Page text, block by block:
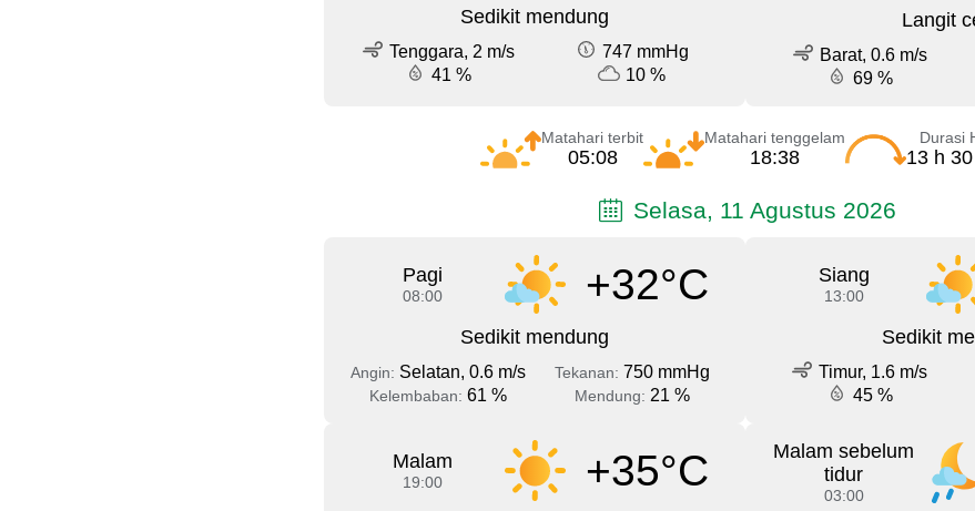
Sedikit mendung
Tenggara, 2 m/s
747 mmHg
41 %
10 %
Langit
Barat, 0.6 m/s
69 %
Matahari terbit
05:08
Matahari tenggelam
18:38
Durasi
13 h
Selasa, 11 Agustus 2026
Pagi
08:00 +32°C
Sedikit mendung
Angin: Selatan, 0.6 m/s Tekanan: 750 mmHg
Kelembaban: 61 % Mendung: 21 %
Siang
13:00
Sedikit
Timur, 1.6 m/s
45 %
Malam
19:00 +35°C
Malam sebelum
tidur
03:00